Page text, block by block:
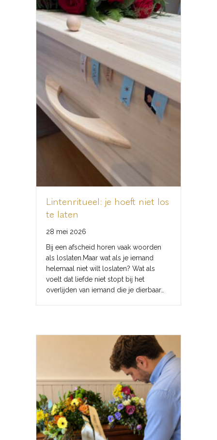
Lintenritueel: je hoeft niet los
te laten
28 mei 2026
Bij een afscheid horen vaak woorden
als loslaten.Maar wat als je iemand
helemaal niet wilt loslaten? Wat als
voelt dat liefde niet stopt bij het
overlijden van iemand die je dierbaar…